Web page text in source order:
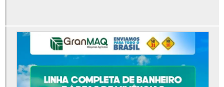
Banheiro para lavouras
Banheiro rural
Banheiro rural movel